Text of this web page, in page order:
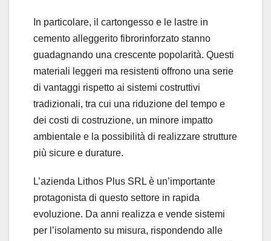
In particolare, il cartongesso e le lastre in
cemento alleggerito fibrorinforzato stanno
guadagnando una crescente popolarità. Questi
materiali leggeri ma resistenti offrono una serie
di vantaggi rispetto ai sistemi costruttivi
tradizionali, tra cui una riduzione del tempo e
dei costi di costruzione, un minore impatto
ambientale e la possibilità di realizzare strutture
più sicure e durature.
L’azienda Lithos Plus SRL è un’importante
protagonista di questo settore in rapida
evoluzione. Da anni realizza e vende sistemi
per l’isolamento su misura, rispondendo alle